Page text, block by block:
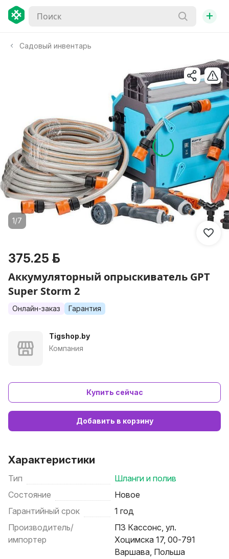
+
Садовый инвентарь
1/7
375.25 р.
Аккумуляторный опрыскиватель GPT
Super Storm 2
Онлайн-заказ Гарантия
Tigshop.by
Компания
Купить сейчас
Добавить в корзину
Характеристики
Тип
Шланги и полив
Состояние
Новое
Гарантийный срок
1 год
Производитель/
импортер
ПЗ Кассонс, ул.
Хоцимска 17, 00-791
Варшава, Польша